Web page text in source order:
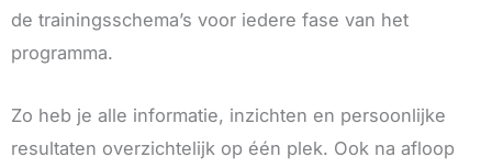
de trainingsschema’s voor iedere fase van het
programma.
Zo heb je alle informatie, inzichten en persoonlijke
resultaten overzichtelijk op één plek. Ook na afloop